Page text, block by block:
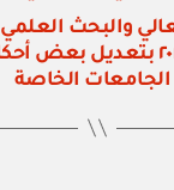
والبحث العلمي
وزاري رقم ٧٠ / ٢٠٢١ بتعديل
الجامعات الخاصة